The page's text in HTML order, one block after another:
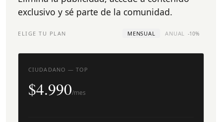
exclusivo y sé parte de la comunidad.
ELIGE TU PLAN MENSUAL ANUAL -10%
CIUDADANO — TOP
$4.990/mes